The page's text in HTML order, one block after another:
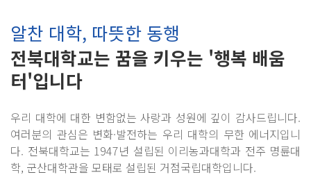
알찬 대학, 따뜻한 동행
전북대학교는 꿈을 키우는 '행복 배움
터'입니다
우리 대학에 대한 변함없는 사랑과 성원에 깊이 감사드립니다.
여러분의 관심은 변화·발전하는 우리 대학의 무한 에너지입니
다. 전북대학교는 1947년 설립된 이리농과대학과 전주 명륜대
학, 군산대학관을 모태로 설립된 거점국립대학입니다.